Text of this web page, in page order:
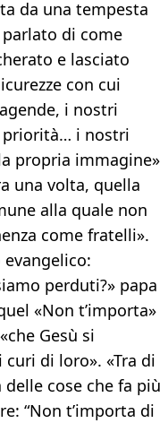
da una tempesta
di come
e lasciato
con cui
i nostri
i nostri
propria immagine»
una volta, quella
alla quale non
come fratelli».
perduti?» papa
«Non t’importa»
Gesù si
di loro». «Tra di
cose che fa più
“Non t’importa di